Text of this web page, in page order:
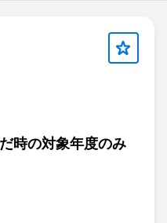
時の対象年度のみ